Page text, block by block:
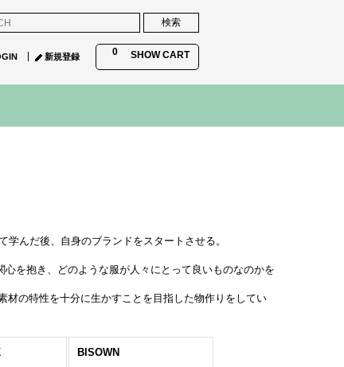
0 SHOW CART
新規登録
んだ後、自身のブランドをスタートさせる。
を抱き、どのような服が人々にとって良いものなのかを
材の特性を十分に生かすことを目指した物作りをしてい
BISOWN